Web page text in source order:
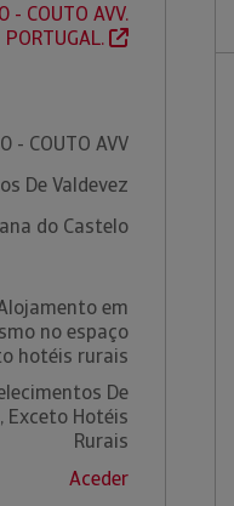
COUTO AVV.
PORTUGAL.
- COUTO AVV
De Valdevez
do Castelo
em
no espaço
hotéis rurais
De
Exceto Hotéis
Rurais
Aceder